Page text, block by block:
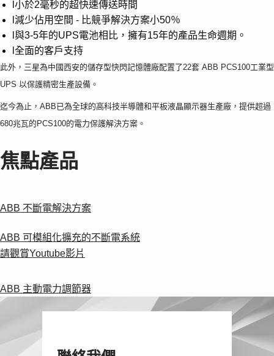
Suggestions
Products
l小於2毫秒的超快速傳送時間
l減少佔用空間 - 比競爭解決方案小50％
l與3-5年的UPS電池相比，擁有15年的產品生命週期。
l全面的客戶支持
此外，三星為中國西安的儲存型快閃記憶體廠配置了22套 ABB PCS100工業型
UPS 以保護精密生產設備。
迄今為止，ABB已為全球的高科技半導體和平板液晶顯示器生產廠，提供超過
680兆瓦的PCS100的電力保護解決方案。
焦點產品
ABB 不斷電解決方案
ABB 可模組化擴充的不斷電系統
請觀賞Youtube影片
ABB 主動電力調節器